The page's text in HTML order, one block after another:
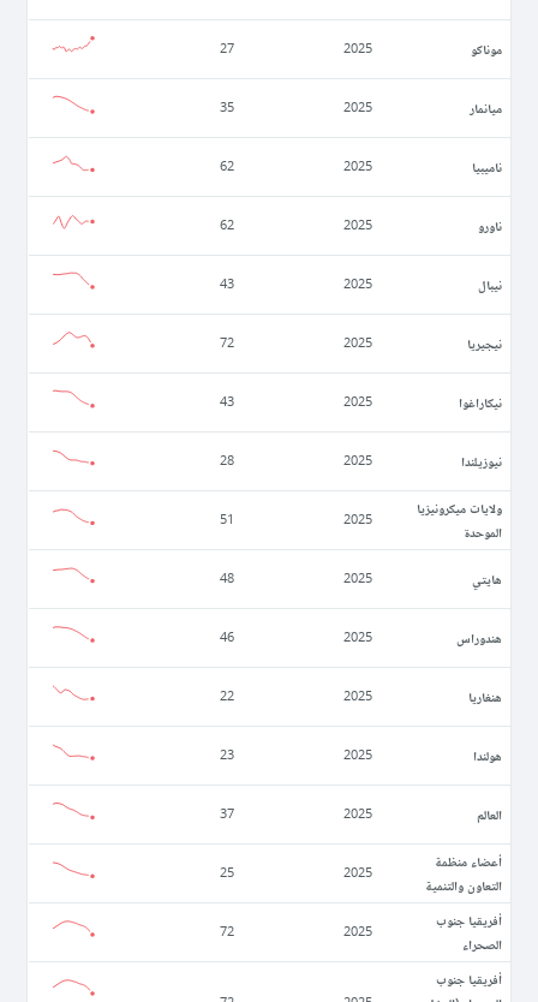
موناكو 2025
27
ميانمار 2025
35
ناميبيا 2025
62
ناورو 2025
62
نيبال 2025
43
نيجيريا 2025
72
نيكاراغوا 2025
43
نيوزيلندا 2025
28
ولايات ميكرونيزيا
الموحدة
2025
51
ھايتي 2025
48
ھندوراس 2025
46
ھنغاريا 2025
22
ھولندا 2025
23
العالم 2025
37
أعضاء منظمة
التعاون والتنمية
2025
25
أفريقيا جنوب
الصحراء
2025
72
أفريقيا جنوب